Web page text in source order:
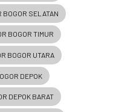
BOGOR SELATAN
BOGOR TIMUR
BOGOR UTARA
DEPOK
DEPOK BARAT